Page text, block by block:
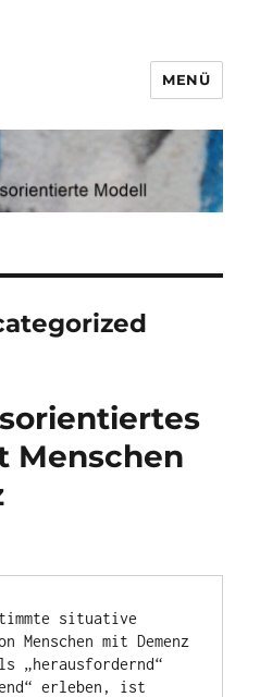
MENÜ
Menschen
situative
Menschen mit Demenz
erleben, ist